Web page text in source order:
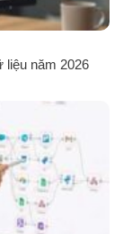
liệu năm 2026